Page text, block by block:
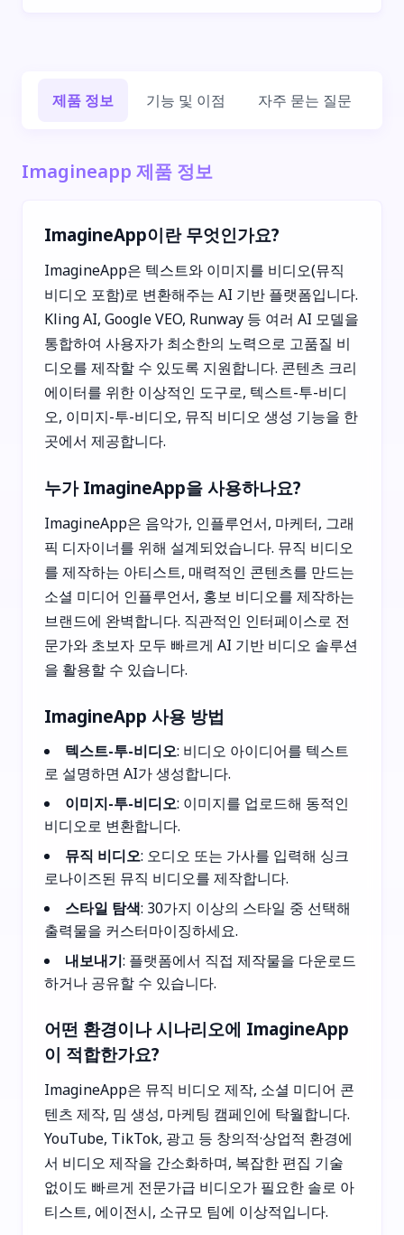
제품 정보 기능 및 이점 자주 묻는 질문
Imagineapp 제품 정보
ImagineApp이란 무엇인가요?
ImagineApp은 텍스트와 이미지를 비디오(뮤직
비디오 포함)로 변환해주는 AI 기반 플랫폼입니다.
Kling AI, Google VEO, Runway 등 여러 AI 모델을
통합하여 사용자가 최소한의 노력으로 고품질 비
디오를 제작할 수 있도록 지원합니다. 콘텐츠 크리
에이터를 위한 이상적인 도구로, 텍스트-투-비디
오, 이미지-투-비디오, 뮤직 비디오 생성 기능을 한
곳에서 제공합니다.
누가 ImagineApp을 사용하나요?
ImagineApp은 음악가, 인플루언서, 마케터, 그래
픽 디자이너를 위해 설계되었습니다. 뮤직 비디오
를 제작하는 아티스트, 매력적인 콘텐츠를 만드는
소셜 미디어 인플루언서, 홍보 비디오를 제작하는
브랜드에 완벽합니다. 직관적인 인터페이스로 전
문가와 초보자 모두 빠르게 AI 기반 비디오 솔루션
을 활용할 수 있습니다.
ImagineApp 사용 방법
텍스트-투-비디오: 비디오 아이디어를 텍스트
로 설명하면 AI가 생성합니다.
이미지-투-비디오: 이미지를 업로드해 동적인
비디오로 변환합니다.
뮤직 비디오: 오디오 또는 가사를 입력해 싱크
로나이즈된 뮤직 비디오를 제작합니다.
스타일 탐색: 30가지 이상의 스타일 중 선택해
출력물을 커스터마이징하세요.
내보내기: 플랫폼에서 직접 제작물을 다운로드
하거나 공유할 수 있습니다.
어떤 환경이나 시나리오에 ImagineApp
이 적합한가요?
ImagineApp은 뮤직 비디오 제작, 소셜 미디어 콘
텐츠 제작, 밈 생성, 마케팅 캠페인에 탁월합니다.
YouTube, TikTok, 광고 등 창의적·상업적 환경에
서 비디오 제작을 간소화하며, 복잡한 편집 기술
없이도 빠르게 전문가급 비디오가 필요한 솔로 아
티스트, 에이전시, 소규모 팀에 이상적입니다.